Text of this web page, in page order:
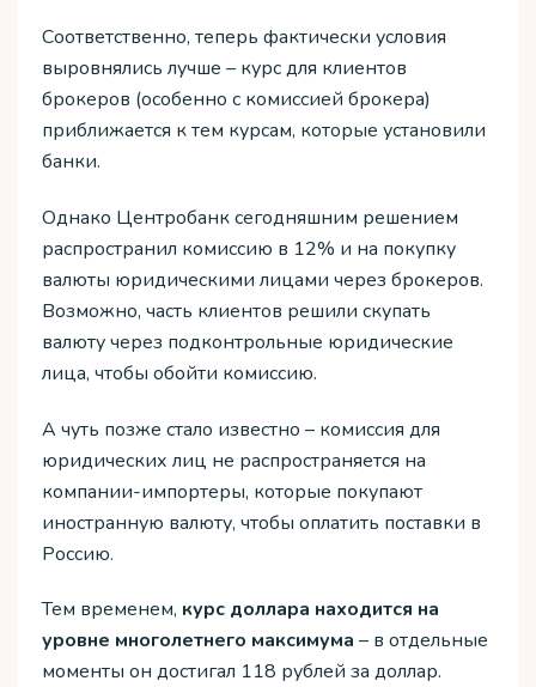
Соответственно, теперь фактически условия
выровнялись лучше – курс для клиентов
брокеров (особенно с комиссией брокера)
приближается к тем курсам, которые установили
банки.
Однако Центробанк сегодняшним решением
распространил комиссию в 12% и на покупку
валюты юридическими лицами через брокеров.
Возможно, часть клиентов решили скупать
валюту через подконтрольные юридические
лица, чтобы обойти комиссию.
А чуть позже стало известно – комиссия для
юридических лиц не распространяется на
компании-импортеры, которые покупают
иностранную валюту, чтобы оплатить поставки в
Россию.
Тем временем, курс доллара находится на
уровне многолетнего максимума – в отдельные
моменты он достигал 118 рублей за доллар.